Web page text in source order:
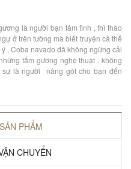
là người bạn tâm tình , thì thào
ở trên tường mà biết truyện cả thế
, Coba navado đã không ngừng cải
tấm gương nghệ thuật . không
sự là người nâng gót cho bạn đến
PHẨM
CHUYỂN